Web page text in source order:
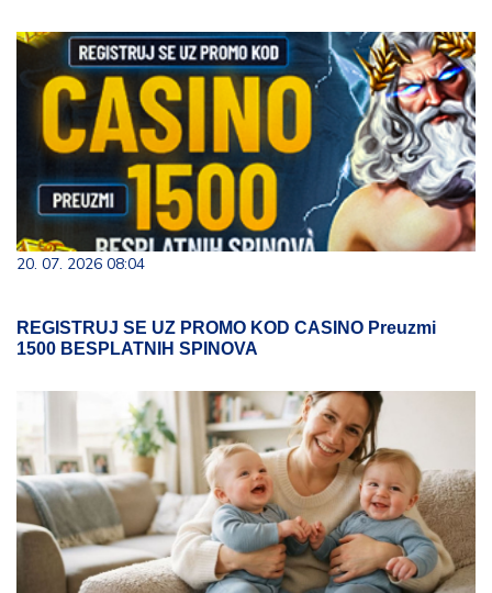
20. 07. 2026 08:04
REGISTRUJ SE UZ PROMO KOD CASINO Preuzmi
1500 BESPLATNIH SPINOVA